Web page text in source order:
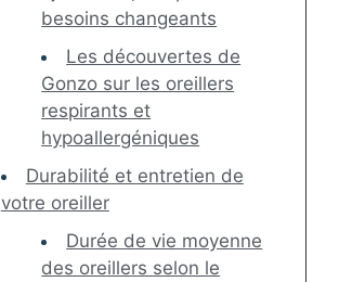
besoins changeants
Les découvertes de
Gonzo sur les oreillers
respirants et
hypoallergéniques
Durabilité et entretien de
votre oreiller
Durée de vie moyenne
des oreillers selon le